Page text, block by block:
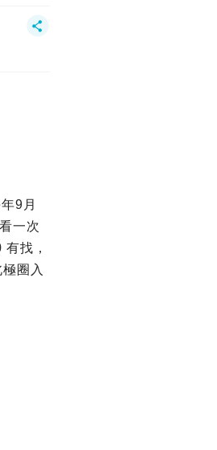
9月
一次
找，
圈入